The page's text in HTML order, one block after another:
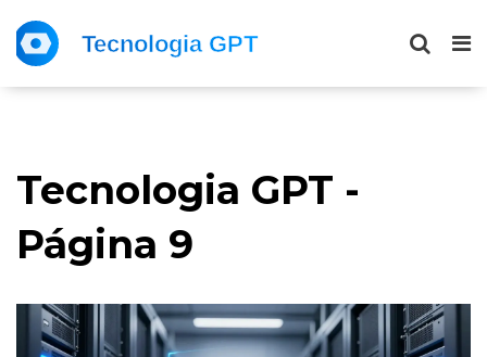
Tecnologia GPT -
Página 9